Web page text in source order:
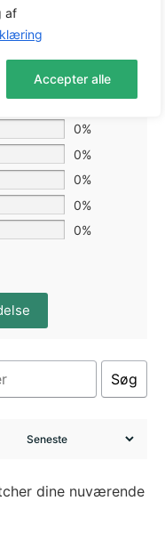
af
Accepter alle
0%
0%
0%
0%
0%
Søg
dine nuværende